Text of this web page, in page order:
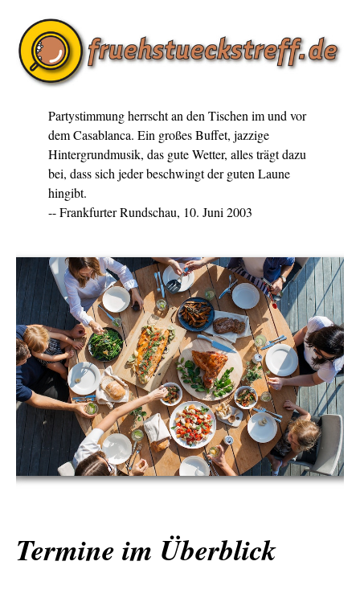
Partystimmung herrscht an den Tischen im und vor
dem Casablanca. Ein großes Buffet, jazzige
Hintergrundmusik, das gute Wetter, alles trägt dazu
bei, dass sich jeder beschwingt der guten Laune
hingibt.
-- Frankfurter Rundschau, 10. Juni 2003
Termine im Überblick